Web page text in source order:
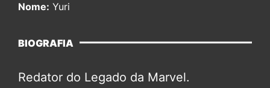
Nome: Yuri
BIOGRAFIA
Redator do Legado da Marvel.